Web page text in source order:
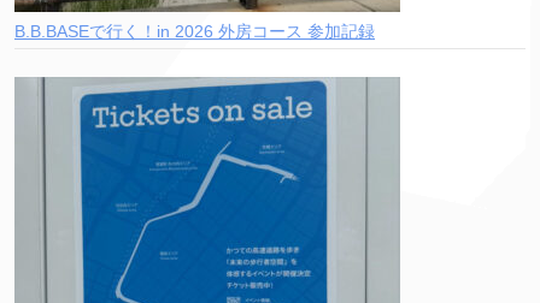
B.B.BASEで行く！in 2026 外房コース 参加記録